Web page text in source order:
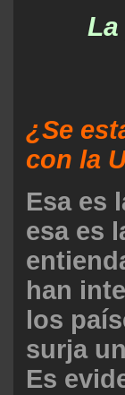
La
¿Se
con la
Esa es
esa es
han
los
surja
Es